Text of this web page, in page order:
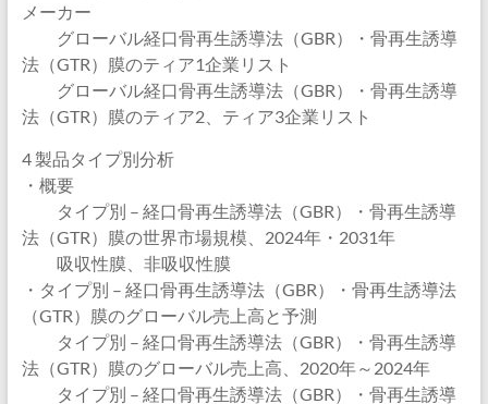
メーカー
グローバル経口骨再生誘導法（GBR）・骨再生誘導
法（GTR）膜のティア1企業リスト
グローバル経口骨再生誘導法（GBR）・骨再生誘導
法（GTR）膜のティア2、ティア3企業リスト
4 製品タイプ別分析
・概要
タイプ別 – 経口骨再生誘導法（GBR）・骨再生誘導
法（GTR）膜の世界市場規模、2024年・2031年
吸収性膜、非吸収性膜
・タイプ別 – 経口骨再生誘導法（GBR）・骨再生誘導法
（GTR）膜のグローバル売上高と予測
タイプ別 – 経口骨再生誘導法（GBR）・骨再生誘導
法（GTR）膜のグローバル売上高、2020年～2024年
タイプ別 – 経口骨再生誘導法（GBR）・骨再生誘導